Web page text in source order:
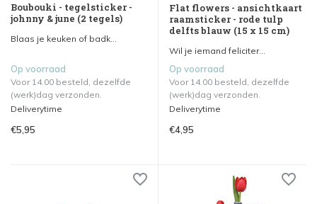
Boubouki - tegelsticker -
johnny & june (2 tegels)
Blaas je keuken of badk...
Op voorraad
Voor 14.00 besteld, dezelfde
(werk)dag verzonden.
Deliverytime
€5,95
Flat flowers - ansichtkaart
raamsticker - rode tulp
delfts blauw (15 x 15 cm)
Wil je iemand feliciter...
Op voorraad
Voor 14.00 besteld, dezelfde
(werk)dag verzonden.
Deliverytime
€4,95